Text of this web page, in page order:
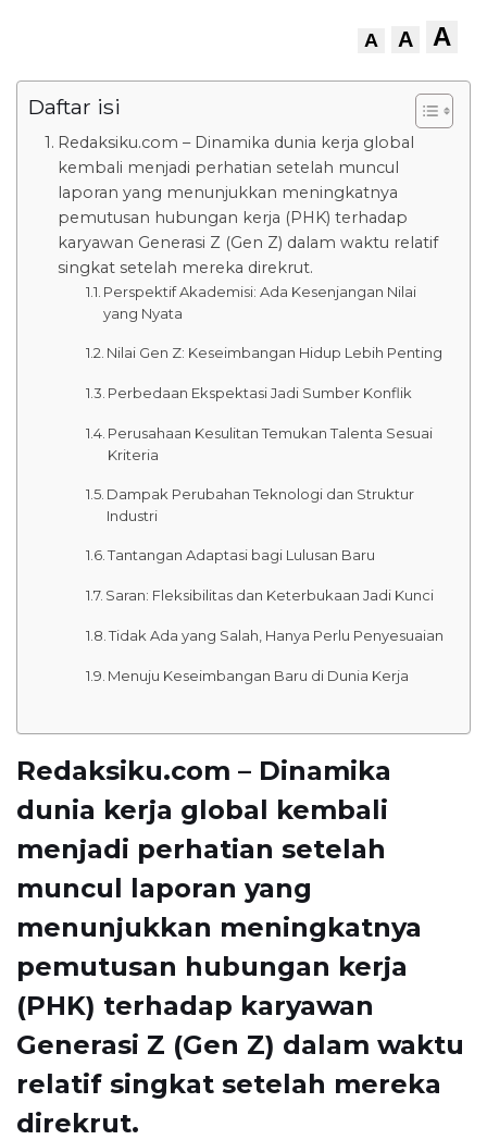
A A A
Daftar isi
Redaksiku.com – Dinamika dunia kerja global
kembali menjadi perhatian setelah muncul
laporan yang menunjukkan meningkatnya
pemutusan hubungan kerja (PHK) terhadap
karyawan Generasi Z (Gen Z) dalam waktu relatif
singkat setelah mereka direkrut.
Perspektif Akademisi: Ada Kesenjangan Nilai
yang Nyata
Nilai Gen Z: Keseimbangan Hidup Lebih Penting
Perbedaan Ekspektasi Jadi Sumber Konflik
Perusahaan Kesulitan Temukan Talenta Sesuai
Kriteria
Dampak Perubahan Teknologi dan Struktur
Industri
Tantangan Adaptasi bagi Lulusan Baru
Saran: Fleksibilitas dan Keterbukaan Jadi Kunci
Tidak Ada yang Salah, Hanya Perlu Penyesuaian
Menuju Keseimbangan Baru di Dunia Kerja
Redaksiku.com – Dinamika
dunia kerja global kembali
menjadi perhatian setelah
muncul laporan yang
menunjukkan meningkatnya
pemutusan hubungan kerja
(PHK) terhadap karyawan
Generasi Z (Gen Z) dalam waktu
relatif singkat setelah mereka
direkrut.